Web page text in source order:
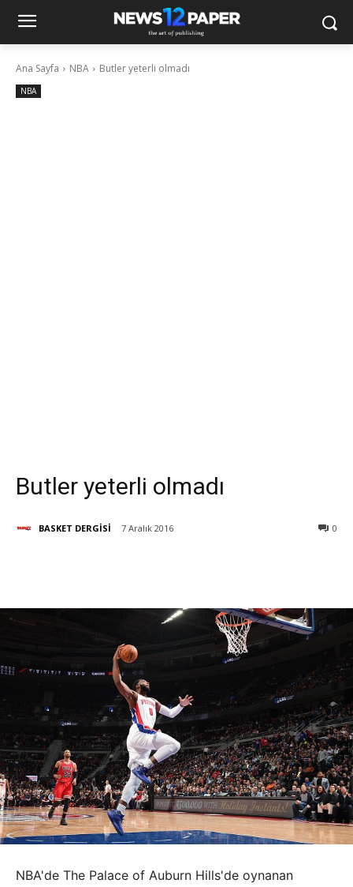
Ana Sayfa NBA Butler yeterli olmadı
NBA
Butler yeterli olmadı
BASKET DERGİSİ 7 Aralık 2016 0
NBA'de The Palace of Auburn Hills'de oynanan